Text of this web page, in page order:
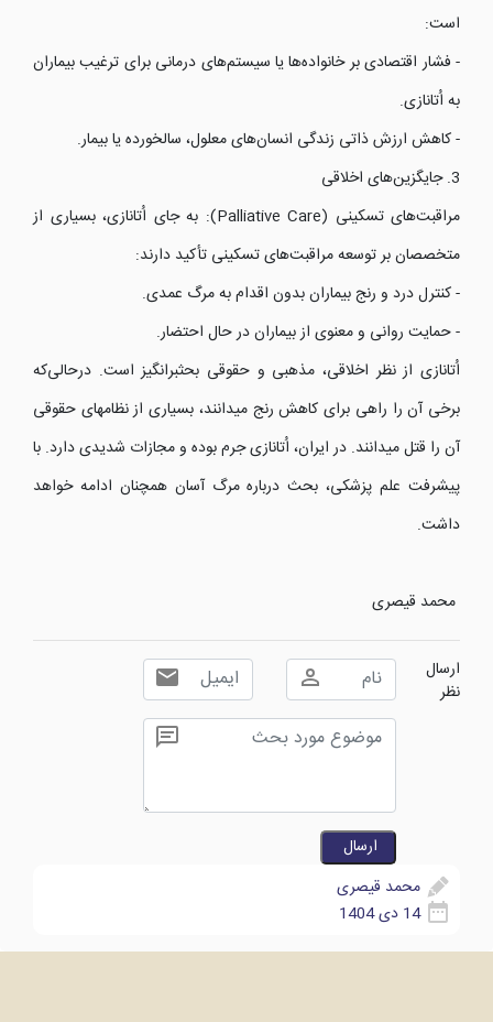
است:
- فشار اقتصادی بر خانواده‌ها یا سیستم‌های درمانی برای ترغیب بیماران
به اُتانازی.
- کاهش ارزش ذاتی زندگی انسان‌های معلول، سالخورده یا بیمار.
3. جایگزین‌های اخلاقی
مراقبت‌های تسکینی (Palliative Care): به جای اُتانازی، بسیاری از
متخصصان بر توسعه مراقبت‌های تسکینی تأکید دارند:
- کنترل درد و رنج بیماران بدون اقدام به مرگ عمدی.
- حمایت روانی و معنوی از بیماران در حال احتضار.
اُتانازی از نظر اخلاقی، مذهبی و حقوقی بحثبرانگیز است. درحالی‌که
برخی آن را راهی برای کاهش رنج میدانند، بسیاری از نظامهای حقوقی
آن را قتل میدانند. در ایران، اُتانازی جرم بوده و مجازات شدیدی دارد. با
پیشرفت علم پزشکی، بحث درباره مرگ آسان همچنان ادامه خواهد
داشت.
محمد قیصری
ارسال
نظر
محمد قیصری
14 دی 1404